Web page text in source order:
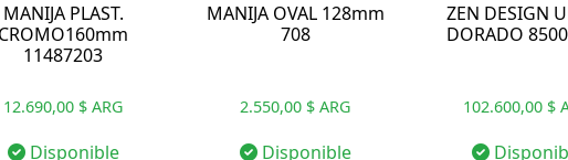
MANIJA PLAST.
11487203
12.690,00 $ ARG
Disponible
MANIJA OVAL 128mm
708
2.550,00 $ ARG
Disponible
ZEN DESIGN
DORADO
102.600,00 $